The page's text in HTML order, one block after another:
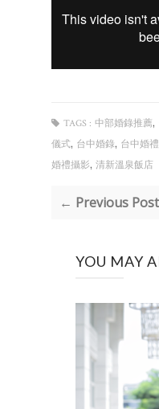
TAGS : 中部婚錄推薦,
儀式, 台中婚錄, 台中婚
婚禮攝影, 清新溫泉飯店
← Previous
YOU MAY